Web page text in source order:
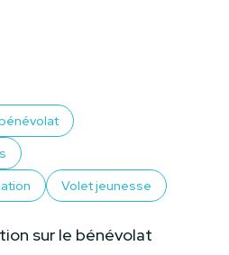
Volet jeunesse
sur le bénévolat